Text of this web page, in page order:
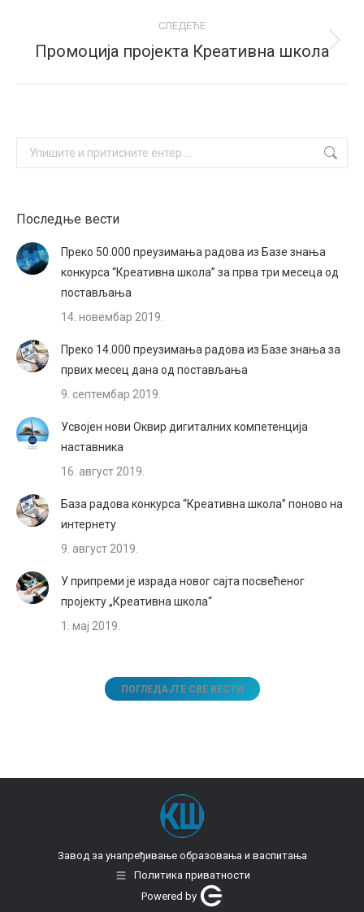
СЛЕДЕЋЕ
Next
Промоција пројекта Креативна школа
Search:
Последње вести
Преко 50.000 преузимања радова из Базе знања
конкурса “Креативна школа” за прва три месеца од
постављања
14. новембар 2019.
Преко 14.000 преузимања радова из Базе знања за
првих месец дана од постављања
9. септембар 2019.
Усвојен нови Оквир дигиталних компетенција
наставника
16. август 2019.
База радова конкурса “Креативна школа” поново на
интернету
9. август 2019.
У припреми је израда новог сајта посвећеног
пројекту „Креативна школа“
1. мај 2019.
ПОГЛЕДАЈТЕ СВЕ ВЕСТИ
Завод за унапређивање образовања и васпитања
Политика приватности
Powered by